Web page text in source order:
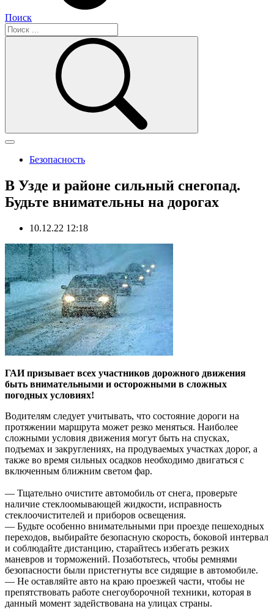
Поиск
Безопасность
В Узде и районе сильный снегопад.
Будьте внимательны на дорогах
10.12.22 12:18
ГАИ призывает всех участников дорожного движения
быть внимательными и осторожными в сложных
погодных условиях!
Водителям следует учитывать, что состояние дороги на
протяжении маршрута может резко меняться. Наиболее
сложными условия движения могут быть на спусках,
подъемах и закруглениях, на продуваемых участках дорог, а
также во время сильных осадков необходимо двигаться с
включенным ближним светом фар.
— Тщательно очистите автомобиль от снега, проверьте
наличие стеклоомывающей жидкости, исправность
стеклоочистителей и приборов освещения.
— Будьте особенно внимательными при проезде пешеходных
переходов, выбирайте безопасную скорость, боковой интервал
и соблюдайте дистанцию, старайтесь избегать резких
маневров и торможений. Позаботьтесь, чтобы ремнями
безопасности были пристегнуты все сидящие в автомобиле.
— Не оставляйте авто на краю проезжей части, чтобы не
препятствовать работе снегоуборочной техники, которая в
данный момент задействована на улицах страны.